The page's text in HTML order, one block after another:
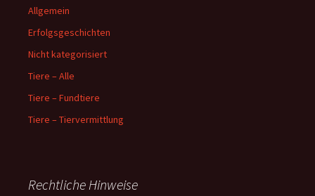
Allgemein
Erfolgsgeschichten
Nicht kategorisiert
Tiere – Alle
Tiere – Fundtiere
Tiere – Tiervermittlung
Rechtliche Hinweise